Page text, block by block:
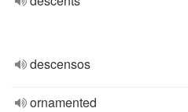
descensos
ornamented